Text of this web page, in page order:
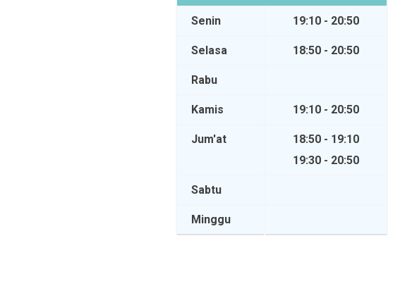
Senin 19:10 - 20:50
Selasa 18:50 - 20:50
Rabu
Kamis 19:10 - 20:50
Jum'at
18:50 - 19:10
19:30 - 20:50
Sabtu
Minggu